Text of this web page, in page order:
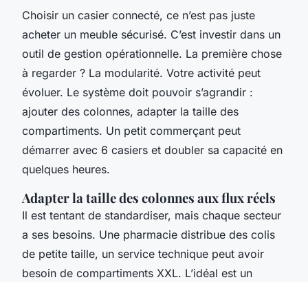
Choisir un casier connecté, ce n’est pas juste
acheter un meuble sécurisé. C’est investir dans un
outil de gestion opérationnelle. La première chose
à regarder ? La modularité. Votre activité peut
évoluer. Le système doit pouvoir s’agrandir :
ajouter des colonnes, adapter la taille des
compartiments. Un petit commerçant peut
démarrer avec 6 casiers et doubler sa capacité en
quelques heures.
Adapter la taille des colonnes aux flux réels
Il est tentant de standardiser, mais chaque secteur
a ses besoins. Une pharmacie distribue des colis
de petite taille, un service technique peut avoir
besoin de compartiments XXL. L’idéal est un